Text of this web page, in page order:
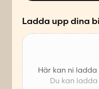
*Ladda upp dina
Här kan ni
Du kan